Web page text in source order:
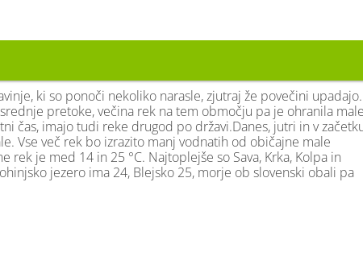
ki so ponoči nekoliko narasle, zjutraj že povečini upadajo.
pretoke, večina rek na tem območju pa je ohranila male
čas, imajo tudi reke drugod po državi.Danes, jutri in v
Vse več rek bo izrazito manj vodnatih od običajne male
je med 14 in 25 °C. Najtoplejše so Sava, Krka, Kolpa in
jezero ima 24, Blejsko 25, morje ob slovenski obali pa